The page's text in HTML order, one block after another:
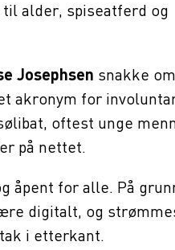
alder, spiseatferd og
Josephsen snakke
akronym for
oftest unge
på nettet.
åpent for alle. På
digitalt, og
i etterkant.